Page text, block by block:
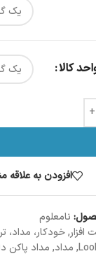
کالا
+
افزودن به علاقه
نامعلوم
افزار,خودکار، مداد،
, مداد, مداد پاکن